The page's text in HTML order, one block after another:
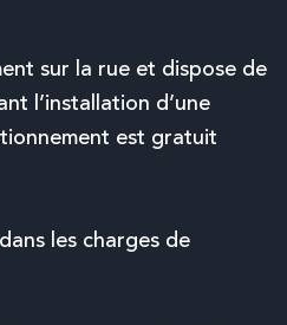
sur la rue et dispose de
l’installation d’une
est gratuit
les charges de